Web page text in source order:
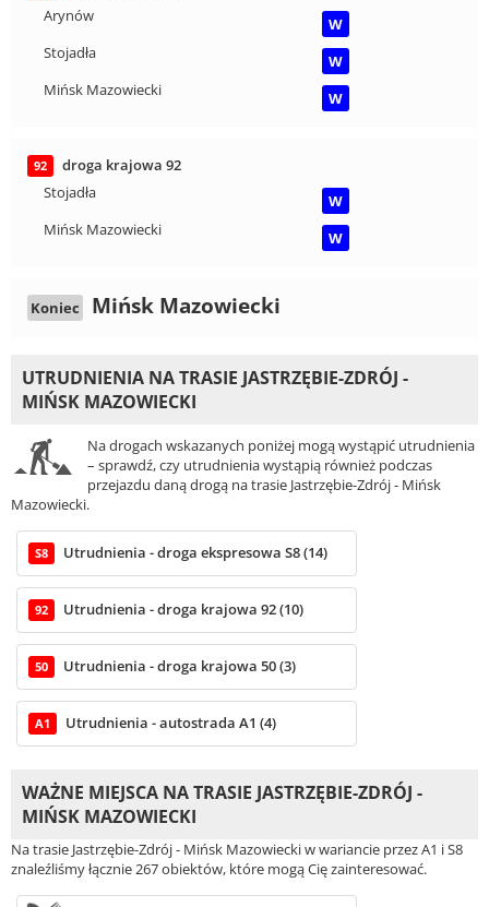
Arynów
W
Stojadła
W
Mińsk Mazowiecki
W
92
droga krajowa 92
Stojadła
W
Mińsk Mazowiecki
W
Koniec Mińsk Mazowiecki
UTRUDNIENIA NA TRASIE JASTRZĘBIE-ZDRÓJ -
MIŃSK MAZOWIECKI
Na drogach wskazanych poniżej mogą wystąpić utrudnienia
– sprawdź, czy utrudnienia wystąpią również podczas
przejazdu daną drogą na trasie Jastrzębie-Zdrój - Mińsk
Mazowiecki.
S8 Utrudnienia - droga ekspresowa S8 (14)
92 Utrudnienia - droga krajowa 92 (10)
50 Utrudnienia - droga krajowa 50 (3)
A1 Utrudnienia - autostrada A1 (4)
WAŻNE MIEJSCA NA TRASIE JASTRZĘBIE-ZDRÓJ -
MIŃSK MAZOWIECKI
Na trasie Jastrzębie-Zdrój - Mińsk Mazowiecki w wariancie przez A1 i S8
znaleźliśmy łącznie 267 obiektów, które mogą Cię zainteresować.